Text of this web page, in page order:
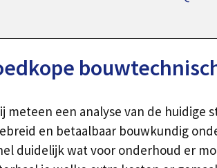
meteen een analyse van de huidige
en betaalbaar bouwkundig
duidelijk wat voor onderhoud er